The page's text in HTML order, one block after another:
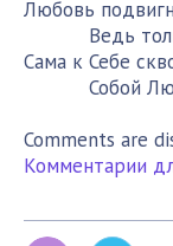
Любовь
Ведь
Сама к Себе
Собой
Comments are
Комментарии